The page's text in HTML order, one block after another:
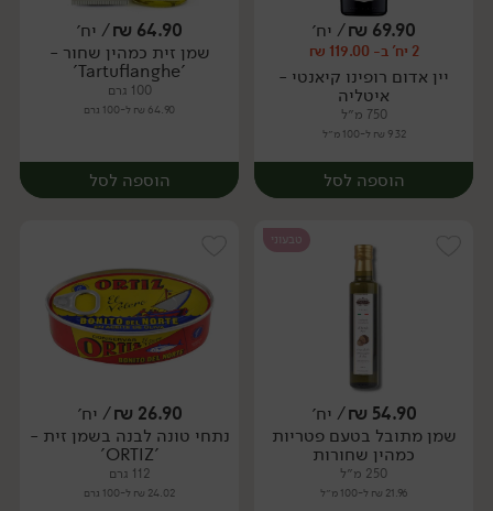
יח׳ יח׳
69.90
₪/ יח׳
2 יח' ב- 119.00 ₪
יין אדום רופינו קיאנטי -
איטליה
750 מ״ל
9.32 ₪ ל-100 מ״ל
הוספה לסל
יח׳
64.90
₪/ יח׳
שמן זית כמהין שחור -
'Tartuflanghe'
100 גרם
64.90 ₪ ל-100 גרם
הוספה לסל
יח׳
טבעוני
54.90
₪/ יח׳
שמן מתובל בטעם פטריות
כמהין שחורות
250 מ״ל
21.96 ₪ ל-100 מ״ל
26.90
₪/ יח׳
נתחי טונה לבנה בשמן זית -
'ORTIZ'
112 גרם
24.02 ₪ ל-100 גרם